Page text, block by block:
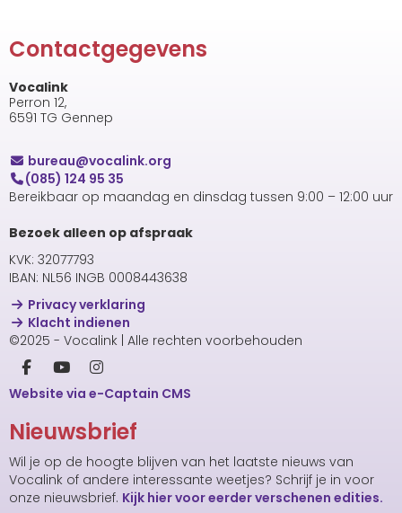
Contactgegevens
Vocalink
Perron 12,
6591 TG Gennep
uaerub@vocalink.org
(085) 124 95 35
Bereikbaar op maandag en dinsdag tussen 9:00 – 12:00 uur
Bezoek alleen op afspraak
KVK: 32077793
IBAN: NL56 INGB 0008443638
Privacy verklaring
Klacht indienen
©2025 - Vocalink | Alle rechten voorbehouden
Website via e-Captain CMS
Nieuwsbrief
Wil je op de hoogte blijven van het laatste nieuws van
Vocalink of andere interessante weetjes? Schrijf je in voor
onze nieuwsbrief. Kijk hier voor eerder verschenen edities.